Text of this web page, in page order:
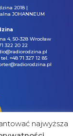
2018 |
JOHANNEUM
4, 50-328 Wrocław
322 20 22
+48 71 327 12 85
najwyższa